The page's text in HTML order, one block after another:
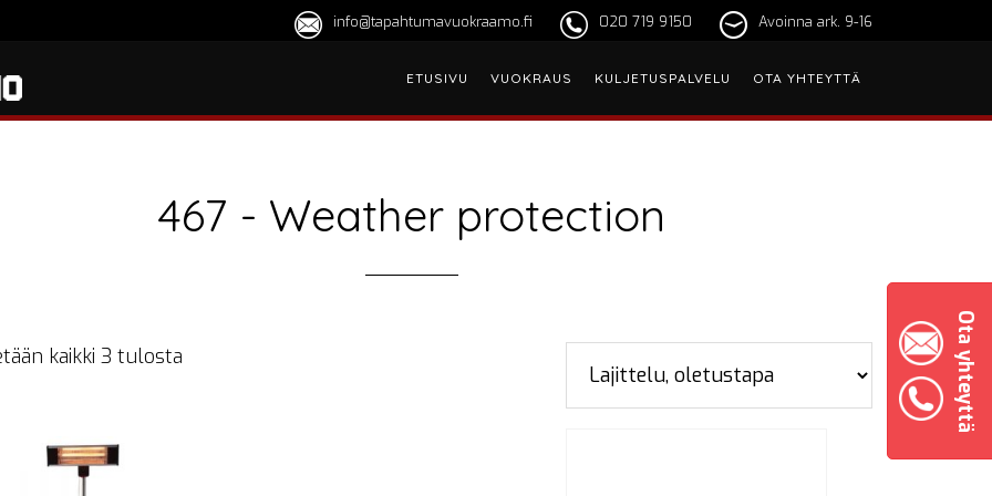
Ota yhteyttä
Avoinna ark. 9-16
020 719 9150
info@tapahtumavuokraamo.fi
ETUSIVU VUOKRAUS KULJETUSPALVELU OTA YHTEYTTÄ
467 - Weather protection
kaikki 3 tulosta